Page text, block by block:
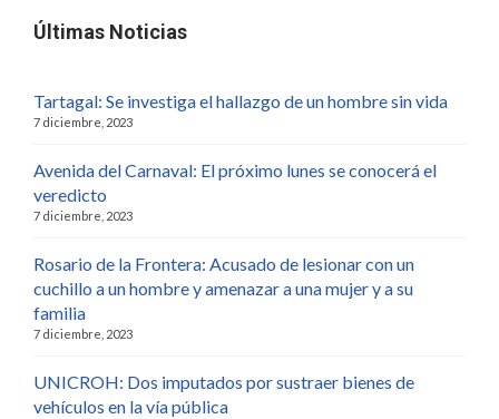
Últimas Noticias
Tartagal: Se investiga el hallazgo de un hombre sin vida
7 diciembre, 2023
Avenida del Carnaval: El próximo lunes se conocerá el
veredicto
7 diciembre, 2023
Rosario de la Frontera: Acusado de lesionar con un
cuchillo a un hombre y amenazar a una mujer y a su
familia
7 diciembre, 2023
UNICROH: Dos imputados por sustraer bienes de
vehículos en la vía pública